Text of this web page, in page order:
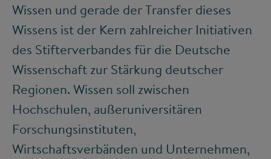
Wissen und gerade der Transfer dieses
Wissens ist der Kern zahlreicher Initiativen
des Stifterverbandes für die Deutsche
Wissenschaft zur Stärkung deutscher
Regionen. Wissen soll zwischen
Hochschulen, außeruniversitären
Forschungsinstituten,
Wirtschaftsverbänden und Unternehmen,